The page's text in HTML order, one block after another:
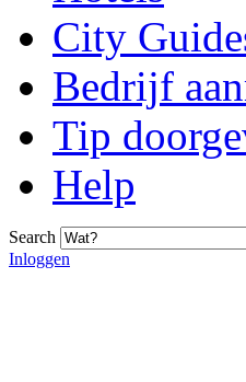
City
Bedrijf
Tip
Help
Search
Inloggen